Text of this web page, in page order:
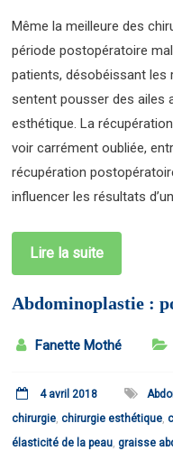
Même la meilleure des
période postopératoire
patients, désobéissant les
sentent pousser des ailes
esthétique. La
voir carrément oubliée,
récupération
influencer les résultats
Lire la suite
Abdominoplastie :
Fanette Mothé
4 avril 2018
chirurgie,chirurgie esthétique,
élasticité de la peau,graisse